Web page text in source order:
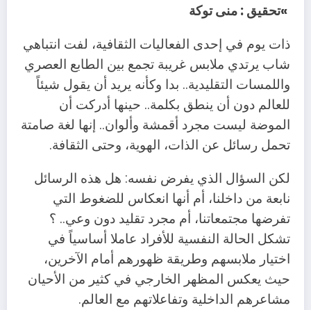
»تحقيق : منى توكة
ذات يوم في إحدى الفعاليات الثقافية، لفت انتباهي
شاب يرتدي ملابس غريبة تجمع بين الطابع العصري
واللمسات التقليدية.. بدا وكأنه يريد أن يقول شيئاً
للعالم دون أن ينطق بكلمة.. حينها أدركت أن
الموضة ليست مجرد أقمشة وألوان.. إنها لغة صامتة
تحمل رسائل عن الذات، الهوية، وحتى الثقافة.
لكن السؤال الذي يفرض نفسه: هل هذه الرسائل
نابعة من داخلنا، أم أنها انعكاس للضغوط التي
تفرضها مجتمعاتنا، أم مجرد تقليد دون وعي.. ؟
تشكل الحالة النفسية للأفراد عاملا أساسياً في
اختيار ملابسهم وطريقة ظهورهم أمام الآخرين،
حيث يعكس المظهر الخارجي في كثير من الأحيان
مشاعرهم الداخلية وتفاعلاتهم مع العالم.